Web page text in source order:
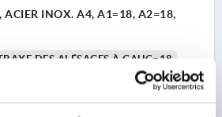
A4, A1=18, A2=18,
DES ALÉSAGES À GAUC=18
DROITE=18